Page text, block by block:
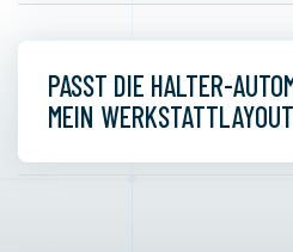
PASST DIE HALTER-
MEIN